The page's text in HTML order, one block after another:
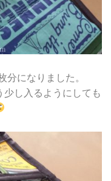
分になりました。
し入るようにしても